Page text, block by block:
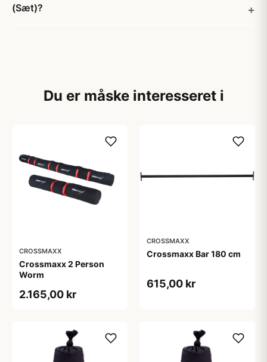
(Sæt)?
Du er måske interesseret i
CROSSMAXX
Crossmaxx 2 Person
Worm
2.165,00 kr
CROSSMAXX
Crossmaxx Bar 180 cm
615,00 kr